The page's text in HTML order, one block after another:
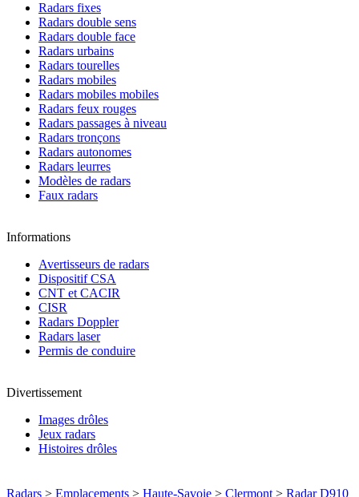
Radars fixes
Radars double sens
Radars double face
Radars urbains
Radars tourelles
Radars mobiles
Radars mobiles mobiles
Radars feux rouges
Radars passages à niveau
Radars tronçons
Radars autonomes
Radars leurres
Modèles de radars
Faux radars
Informations
Avertisseurs de radars
Dispositif CSA
CNT et CACIR
CISR
Radars Doppler
Radars laser
Permis de conduire
Divertissement
Images drôles
Jeux radars
Histoires drôles
Radars > Emplacements > Haute-Savoie > Clermont > Radar D910